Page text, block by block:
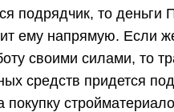
подрядчик, то деньги
ему напрямую. Если
своими силами, то
средств придется
покупку